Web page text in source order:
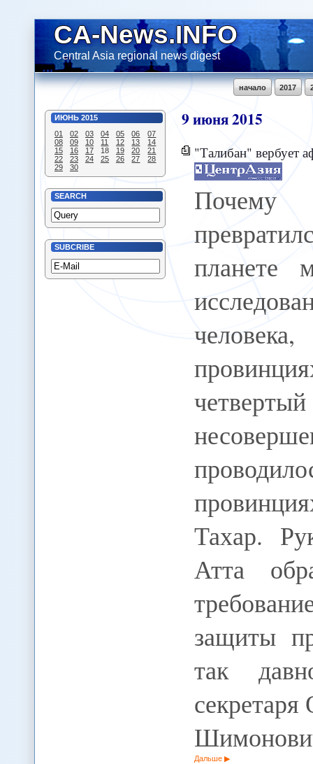
CA-News.INFO
Central Asia regional news digest
2017
начало
ИЮНЬ 2015
01
02 03 04 05 06
07
08
09 10 11 12 13
14
15
16 17 18 19 20
21
22
23 24 25 26 27
28
29
30
SEARCH
SUBCRIBE
9июня2015
"Талибан" вербует
планете
Тахар.
Атта
защиты
так
Дальше